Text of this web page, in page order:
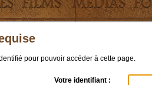
pour pouvoir accéder à cette page.
Votre identifiant :